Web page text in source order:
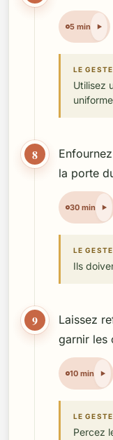
5 min
LE
Utilisez
8
la porte
30 min
LE
Ils
9
Laissez
garnir les
10 min
LE
Percez